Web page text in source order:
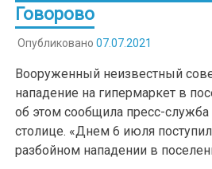
Говорово
Опубликовано 07.07.2021
Вооруженный неизвестный
нападение на гипермаркет в
об этом сообщила пресс-
столице. «Днем 6 июля
разбойном нападении в